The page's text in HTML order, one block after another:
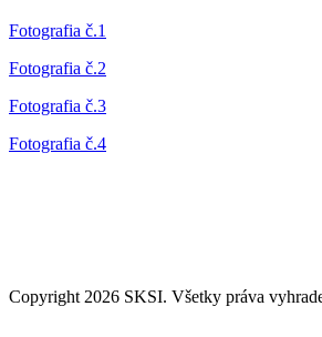
Fotografia č.1
Fotografia č.2
Fotografia č.3
Fotografia č.4
Copyright 2026 SKSI. Všetky práva